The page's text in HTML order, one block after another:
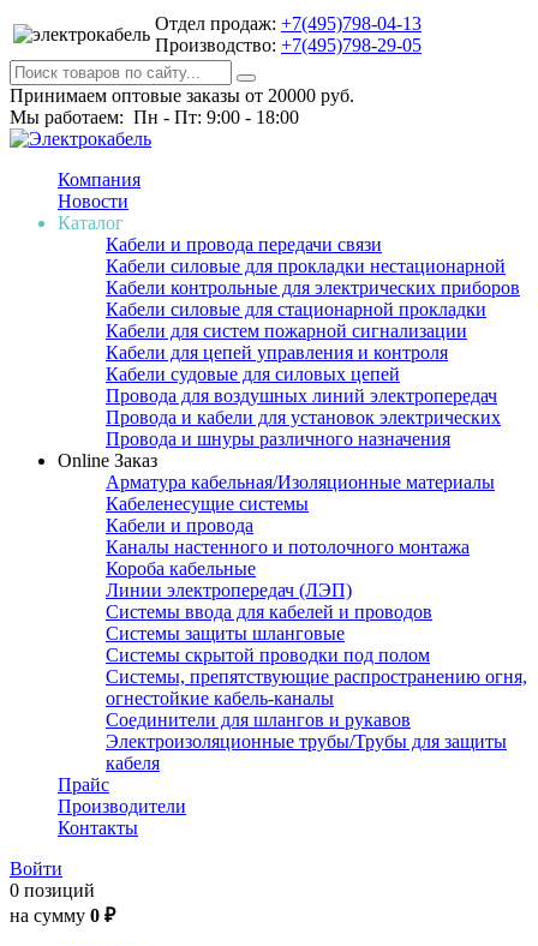
Отдел продаж: +7(495)798-04-13
Производство: +7(495)798-29-05
Принимаем оптовые заказы от 20000 руб.
Мы работаем: Пн - Пт: 9:00 - 18:00
Компания
Новости
Каталог
Кабели и провода передачи связи
Кабели силовые для прокладки нестационарной
Кабели контрольные для электрических приборов
Кабели силовые для стационарной прокладки
Кабели для систем пожарной сигнализации
Кабели для цепей управления и контроля
Кабели судовые для силовых цепей
Провода для воздушных линий электропередач
Провода и кабели для установок электрических
Провода и шнуры различного назначения
Online Заказ
Арматура кабельная/Изоляционные материалы
Кабеленесущие системы
Кабели и провода
Каналы настенного и потолочного монтажа
Короба кабельные
Линии электропередач (ЛЭП)
Системы ввода для кабелей и проводов
Системы защиты шланговые
Системы скрытой проводки под полом
Системы, препятствующие распространению огня,
огнестойкие кабель-каналы
Соединители для шлангов и рукавов
Электроизоляционные трубы/Трубы для защиты
кабеля
Прайс
Производители
Контакты
Войти
0 позиций
на сумму 0 ₽